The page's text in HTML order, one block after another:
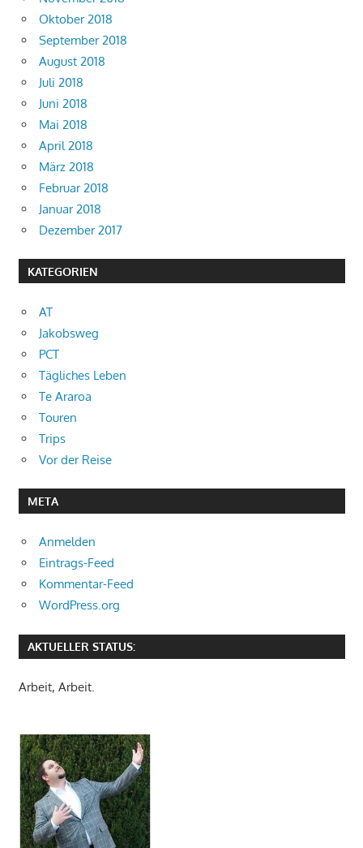
Oktober 2018
September 2018
August 2018
Juli 2018
Juni 2018
Mai 2018
April 2018
März 2018
Februar 2018
Januar 2018
Dezember 2017
KATEGORIEN
AT
Jakobsweg
PCT
Tägliches Leben
Te Araroa
Touren
Trips
Vor der Reise
META
Anmelden
Eintrags-Feed
Kommentar-Feed
WordPress.org
AKTUELLER STATUS:
Arbeit, Arbeit.